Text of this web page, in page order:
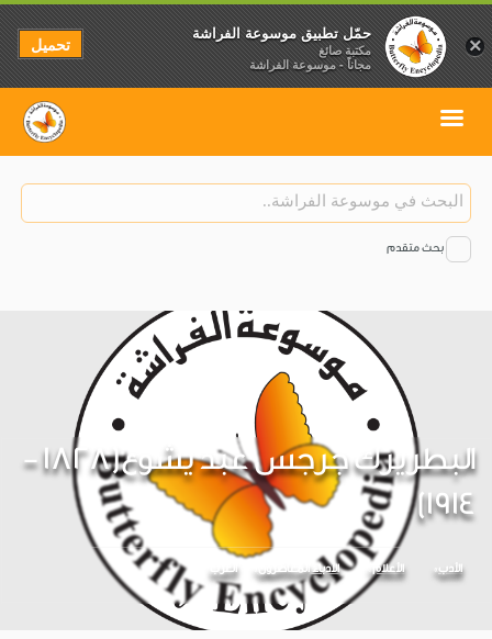
بحث متقدم
البطريرك جرجس عبد يشوع(1828 -
1914)
الأدب الأعلام الأدباء المعاصرون العرب
×
حمّل تطبيق موسوعة الفراشة
مكتبة صائغ
مجاناً - موسوعة الفراشة
تحميل